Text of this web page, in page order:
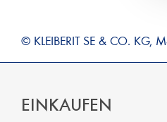
© KLEIBERIT SE & CO. KG,
EINKAUFEN